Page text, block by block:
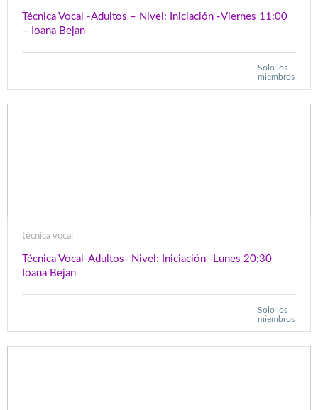
Técnica Vocal -Adultos – Nivel: Iniciación -Viernes 11:00
– Ioana Bejan
Solo los
miembros
técnica vocal
Técnica Vocal-Adultos- Nivel: Iniciación -Lunes 20:30
Ioana Bejan
Solo los
miembros